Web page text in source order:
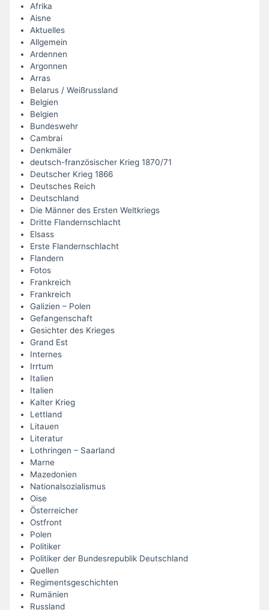
Afrika
Aisne
Aktuelles
Allgemein
Ardennen
Argonnen
Arras
Belarus / Weißrussland
Belgien
Belgien
Bundeswehr
Cambrai
Denkmäler
deutsch-französischer Krieg 1870/71
Deutscher Krieg 1866
Deutsches Reich
Deutschland
Die Männer des Ersten Weltkriegs
Dritte Flandernschlacht
Elsass
Erste Flandernschlacht
Flandern
Fotos
Frankreich
Frankreich
Galizien – Polen
Gefangenschaft
Gesichter des Krieges
Grand Est
Internes
Irrtum
Italien
Italien
Kalter Krieg
Lettland
Litauen
Literatur
Lothringen – Saarland
Marne
Mazedonien
Nationalsozialismus
Oise
Österreicher
Ostfront
Polen
Politiker
Politiker der Bundesrepublik Deutschland
Quellen
Regimentsgeschichten
Rumänien
Russland